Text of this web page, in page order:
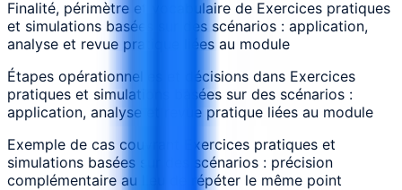
Finalité, périmètre et vocabulaire de Exercices pratiques
et simulations basées sur des scénarios : application,
analyse et revue pratique liées au module
Étapes opérationnelles et décisions dans Exercices
pratiques et simulations basées sur des scénarios :
application, analyse et revue pratique liées au module
Exemple de cas couvrant Exercices pratiques et
simulations basées sur des scénarios : précision
complémentaire au lieu de répéter le même point